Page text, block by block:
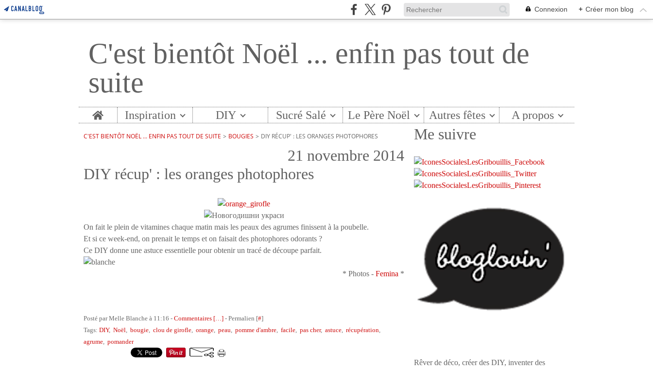
Connexion + Créer mon blog
C'est bientôt Noël ... enfin pas tout de
suite
Home Inspiration DIY Sucré Salé Le Père Noël Autres fêtes A propos
C'EST BIENTÔT NOËL ... ENFIN PAS TOUT DE SUITE > BOUGIES > DIY RÉCUP' : LES ORANGES PHOTOPHORES
21 novembre 2014
DIY récup' : les oranges photophores
On fait le plein de vitamines chaque matin mais les peaux des agrumes finissent à la poubelle.
Et si ce week-end, on prenait le temps et on faisait des photophores odorants ?
Ce DIY donne une astuce essentielle pour obtenir un tracé de découpe parfait.
* Photos - Femina *
Posté par Melle Blanche à 11:16 - Commentaires […] - Permalien [#]
Tags: DIY, Noël, bougie, clou de girofle, orange, peau, pomme d'ambre, facile, pas cher, astuce, récupération,
agrume, pomander
Me suivre
Rêver de déco, créer des DIY, inventer des